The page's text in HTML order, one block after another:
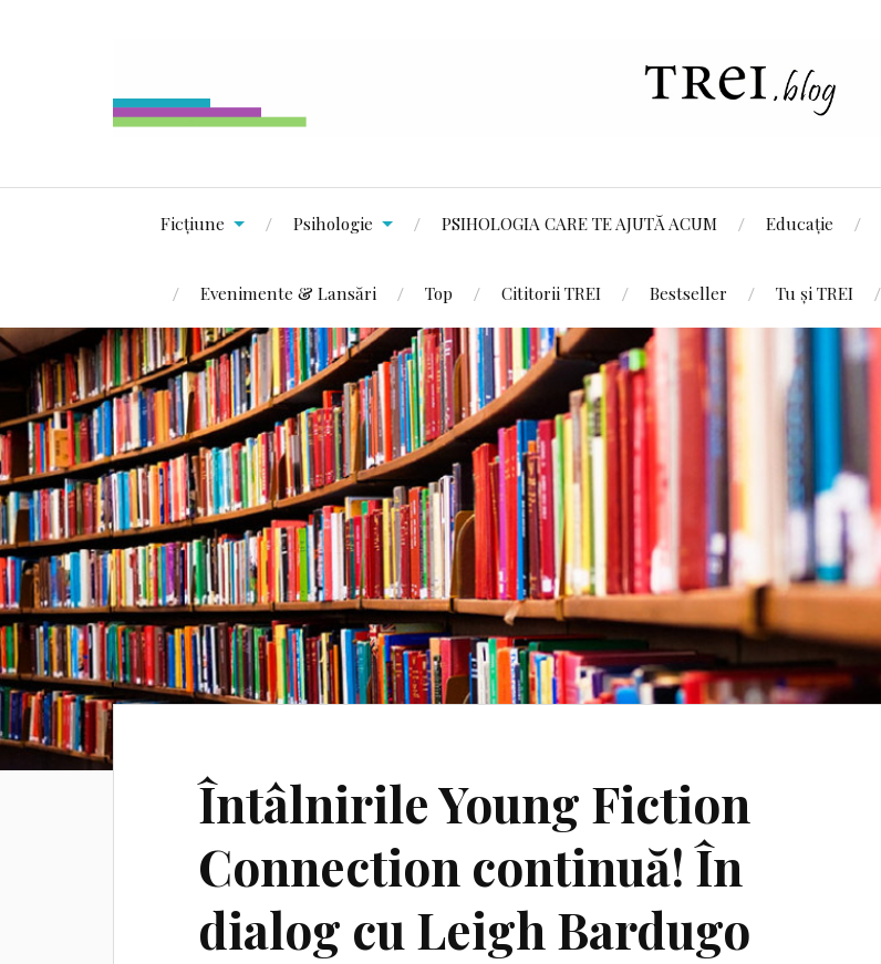
Ficțiune Psihologie PSIHOLOGIA CARE TE AJUTĂ ACUM Educație
Evenimente & Lansări Top Cititorii TREI Bestseller Tu și TREI
Întâlnirile Young Fiction
Connection continuă! În
dialog cu Leigh Bardugo